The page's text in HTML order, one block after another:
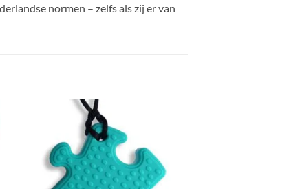
normen – zelfs als zij er van